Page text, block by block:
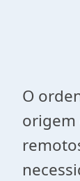
O
origem